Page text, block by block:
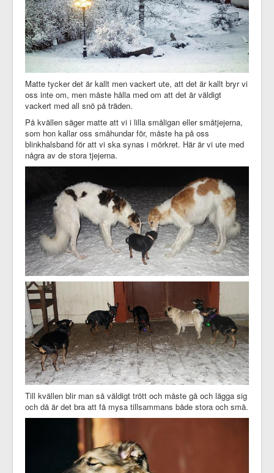
Matte tycker det är kallt men vackert ute, att det är kallt bryr vi
oss inte om, men måste hålla med om att det är väldigt
vackert med all snö på träden.
På kvällen säger matte att vi i lilla småligan eller småtjejerna,
som hon kallar oss småhundar för, måste ha på oss
blinkhalsband för att vi ska synas i mörkret. Här är vi ute med
några av de stora tjejerna.
Till kvällen blir man så väldigt trött och måste gå och lägga sig
och då är det bra att få mysa tillsammans både stora och små.